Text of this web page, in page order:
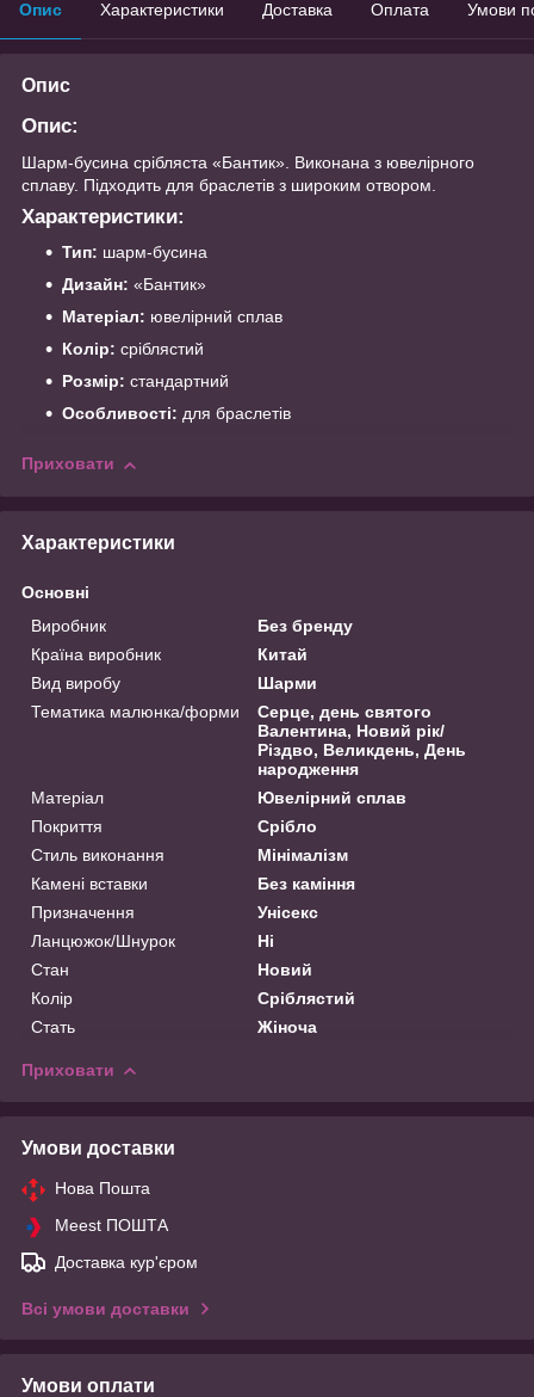
Опис Характеристики Доставка Оплата Умови
Опис
Опис:
Шарм-бусина срібляста «Бантик». Виконана з ювелірного
сплаву. Підходить для браслетів з широким отвором.
Характеристики:
Тип: шарм-бусина
Дизайн: «Бантик»
Матеріал: ювелірний сплав
Колір: сріблястий
Розмір: стандартний
Особливості: для браслетів
Приховати
Характеристики
Основні
Виробник
Без бренду
Країна виробник
Китай
Вид виробу
Шарми
Тематика малюнка/форми
Серце, день святого
Валентина, Новий рік/
Різдво, Великдень, День
народження
Матеріал
Ювелірний сплав
Покриття
Срібло
Стиль виконання
Мінімалізм
Камені вставки
Без каміння
Призначення
Унісекс
Ланцюжок/Шнурок
Ні
Стан
Новий
Колір
Сріблястий
Стать
Жіноча
Приховати
Умови доставки
Нова Пошта
Meest ПОШТА
Доставка кур'єром
Всі умови доставки
Умови оплати